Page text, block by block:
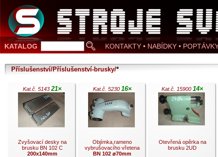
KATALOG KONTAKTY • NABÍDKY •
Příslušenství/Příslušenství-brusky/*
Kat.č. 5143 21×
Zvyšovací desky na
brusku BN 102 C
200x140mm
Kat.č. 5230 16×
Objímka,rameno
vybrušovacího vřetena
BN 102 ⌀70mm
Kat.č. 15900 14×
Otevřená opěrka na
brusku 2UD